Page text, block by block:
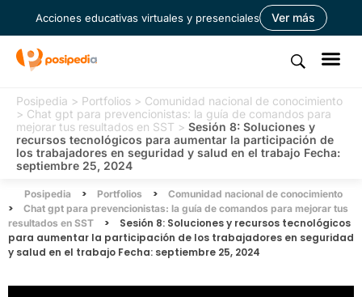
Acciones educativas virtuales y presenciales Ver más
Posipedia > Portfolios > Comunidad nacional de conocimiento
> Chat gpt para prevencionistas: la guía de comandos para
mejorar tus resultados en SST > Sesión 8: Soluciones y
recursos tecnológicos para aumentar la participación de
los trabajadores en seguridad y salud en el trabajo Fecha:
septiembre 25, 2024
Posipedia > Portfolios > Comunidad nacional de conocimiento
>
Chat gpt para prevencionistas: la guía de comandos para mejorar tus
resultados en SST
>
Sesión 8: Soluciones y recursos tecnológicos
para aumentar la participación de los trabajadores en seguridad
y salud en el trabajo Fecha: septiembre 25, 2024